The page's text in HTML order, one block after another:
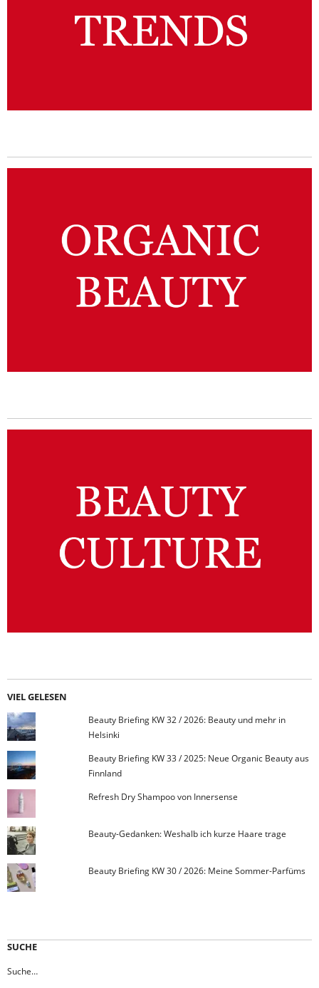
VIEL GELESEN
Beauty Briefing KW 32 / 2026: Beauty und mehr in
Helsinki
Beauty Briefing KW 33 / 2025: Neue Organic Beauty aus
Finnland
Refresh Dry Shampoo von Innersense
Beauty-Gedanken: Weshalb ich kurze Haare trage
Beauty Briefing KW 30 / 2026: Meine Sommer-Parfüms
SUCHE